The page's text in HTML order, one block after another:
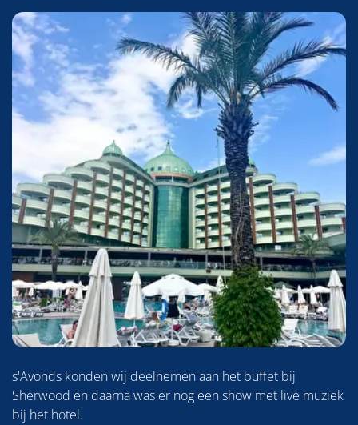
s'Avonds konden wij deelnemen aan het buffet bij
Sherwood en daarna was er nog een show met live muziek
bij het hotel.